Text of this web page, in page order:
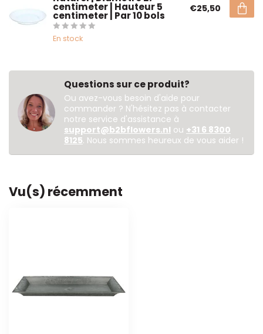
centimeter | Hauteur 5
centimeter | Par 10 bols
En stock
€25,50
Questions sur ce produit?
Ou avez-vous besoin d'aide pour
commander ? N'hésitez pas à contacter
notre service d'assistance à
support@b2bflowers.nl ou +31 6 8300
8125. Nous sommes heureux de vous aider !
Vu(s) récemment